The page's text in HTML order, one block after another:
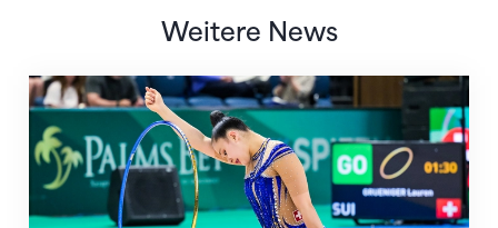
Weitere News
Nächster Halt: Weltmeisterschaft